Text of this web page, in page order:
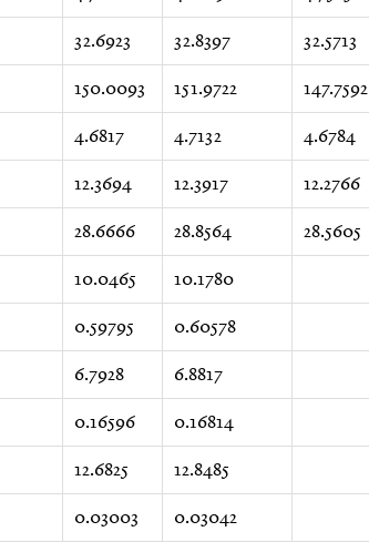
32.6923 32.8397 32.5713
150.0093 151.9722 147.7592
4.6817 4.7132 4.6784
12.3694 12.3917 12.2766
28.6666 28.8564 28.5605
10.0465 10.1780
0.59795 0.60578
6.7928 6.8817
0.16596 0.16814
12.6825 12.8485
0.03003 0.03042